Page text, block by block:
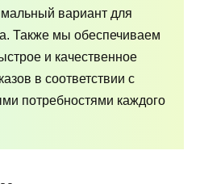
вариант для
Также мы обеспечиваем
и качественное
в соответствии с
потребностями каждого